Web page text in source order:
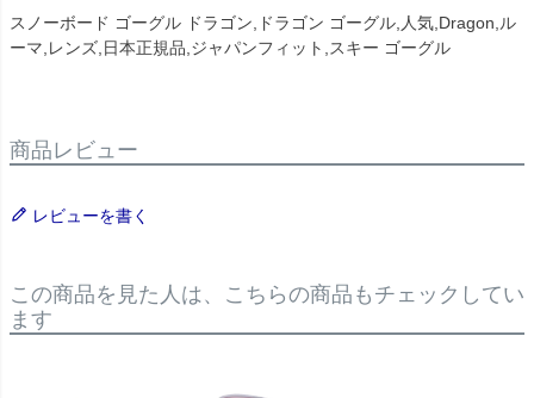
スノーボード ゴーグル ドラゴン,ドラゴン ゴーグル,人気,Dragon,ル
ーマ,レンズ,日本正規品,ジャパンフィット,スキー ゴーグル
商品レビュー
レビューを書く
この商品を見た人は、こちらの商品もチェックしてい
ます